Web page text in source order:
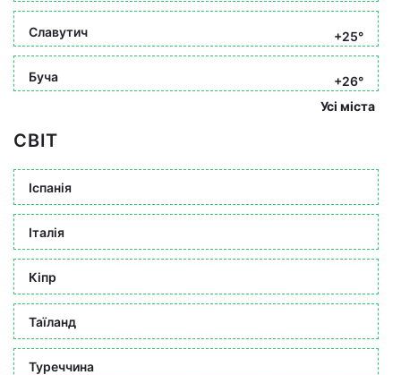
Славутич +25°
Буча
+26°
Усі міста
СВІТ
Іспанія
Італія
Кіпр
Таїланд
Туреччина